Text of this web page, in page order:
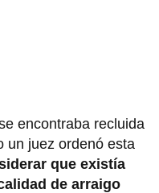
encontraba recluida
un juez ordenó esta
que existía
de arraigo